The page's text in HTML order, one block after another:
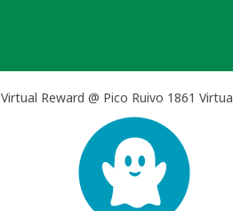
Virtual Reward @ Pico Ruivo 1861